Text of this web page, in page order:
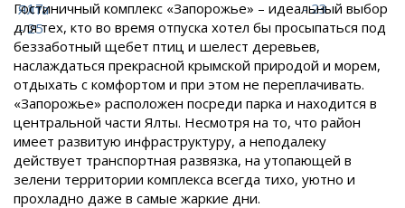
Гостиничный комплекс «Запорожье» – идеальный выбор
для тех, кто во время отпуска хотел бы просыпаться под
беззаботный щебет птиц и шелест деревьев,
наслаждаться прекрасной крымской природой и морем,
отдыхать с комфортом и при этом не переплачивать.
«Запорожье» расположен посреди парка и находится в
центральной части Ялты. Несмотря на то, что район
имеет развитую инфраструктуру, а неподалеку
действует транспортная развязка, на утопающей в
зелени территории комплекса всегда тихо, уютно и
прохладно даже в самые жаркие дни.